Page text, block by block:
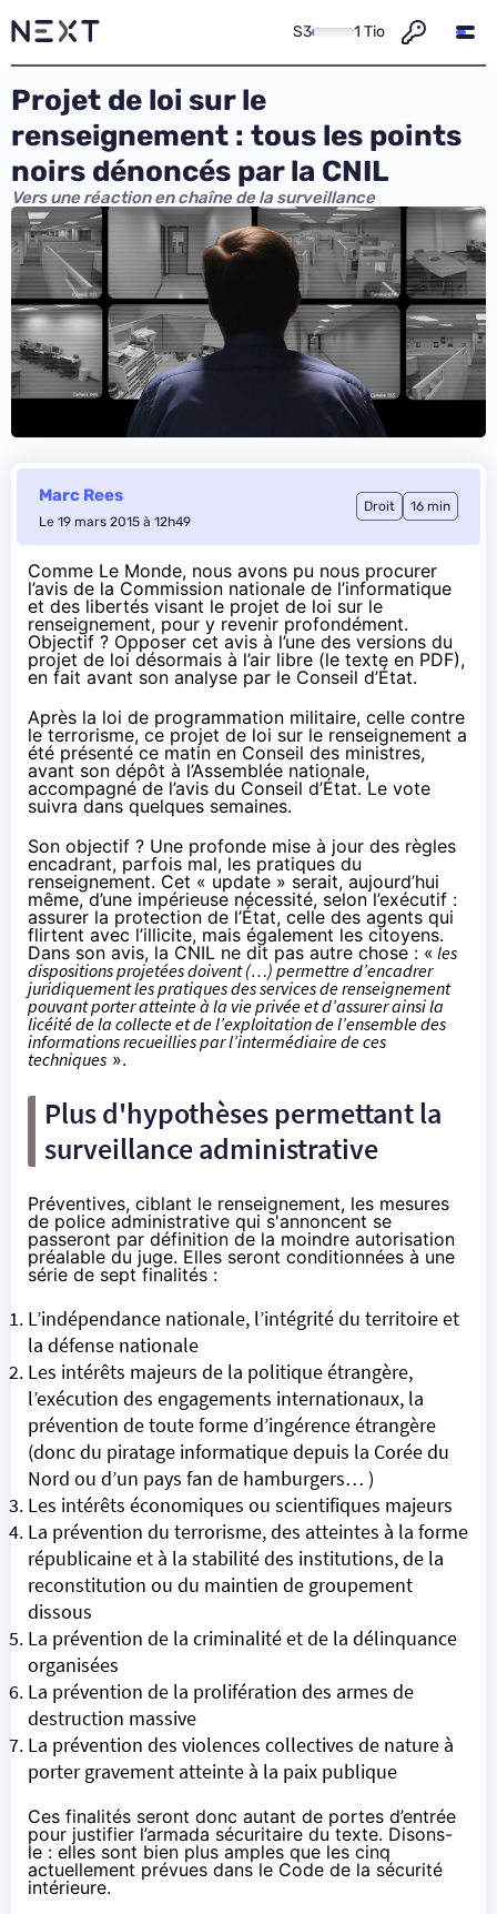
S3 1 Tio
Projet de loi sur le
renseignement : tous les points
noirs dénoncés par la CNIL
Vers une réaction en chaîne de la surveillance
Marc Rees
Le 19 mars 2015 à 12h49
Droit 16 min
Comme Le Monde, nous avons pu nous procurer
l’avis de la Commission nationale de l’informatique
et des libertés visant le projet de loi sur le
renseignement, pour y revenir profondément.
Objectif ? Opposer cet avis à l’une des versions du
projet de loi désormais à l’air libre (le texte en PDF),
en fait avant son analyse par le Conseil d’État.
Après la loi de programmation militaire, celle contre
le terrorisme, ce projet de loi sur le renseignement a
été présenté ce matin en Conseil des ministres,
avant son dépôt à l’Assemblée nationale,
accompagné de l’avis du Conseil d’État. Le vote
suivra dans quelques semaines.
Son objectif ? Une profonde mise à jour des règles
encadrant, parfois mal, les pratiques du
renseignement. Cet « update » serait, aujourd’hui
même, d’une impérieuse nécessité, selon l’exécutif :
assurer la protection de l’État, celle des agents qui
flirtent avec l’illicite, mais également les citoyens.
Dans son avis, la CNIL ne dit pas autre chose : « les
dispositions projetées doivent (…) permettre d’encadrer
juridiquement les pratiques des services de renseignement
pouvant porter atteinte à la vie privée et d’assurer ainsi la
licéité de la collecte et de l’exploitation de l’ensemble des
informations recueillies par l’intermédiaire de ces
techniques ».
Plus d'hypothèses permettant la
surveillance administrative
Préventives, ciblant le renseignement, les mesures
de police administrative qui s'annoncent se
passeront par définition de la moindre autorisation
préalable du juge. Elles seront conditionnées à une
série de sept finalités :
L’indépendance nationale, l’intégrité du territoire et
la défense nationale
Les intérêts majeurs de la politique étrangère,
l’exécution des engagements internationaux, la
prévention de toute forme d’ingérence étrangère
(donc du piratage informatique depuis la Corée du
Nord ou d’un pays fan de hamburgers… )
Les intérêts économiques ou scientifiques majeurs
La prévention du terrorisme, des atteintes à la forme
républicaine et à la stabilité des institutions, de la
reconstitution ou du maintien de groupement
dissous
La prévention de la criminalité et de la délinquance
organisées
La prévention de la prolifération des armes de
destruction massive
La prévention des violences collectives de nature à
porter gravement atteinte à la paix publique
Ces finalités seront donc autant de portes d’entrée
pour justifier l’armada sécuritaire du texte. Disons-
le : elles sont bien plus amples que les cinq
actuellement prévues dans le Code de la sécurité
intérieure.